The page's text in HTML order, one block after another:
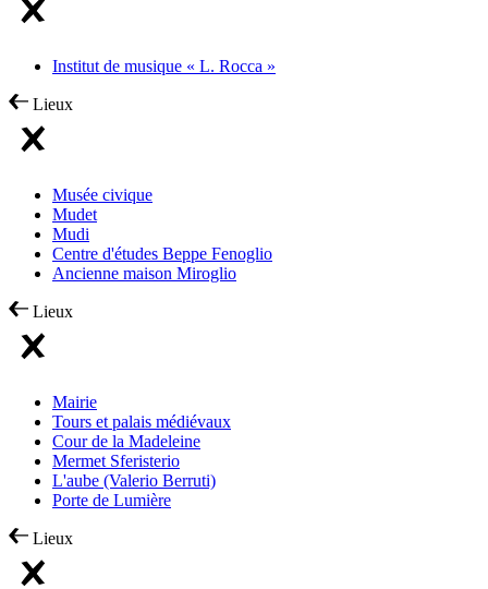
Institut de musique « L. Rocca »
Lieux
Musée civique
Mudet
Mudi
Centre d'études Beppe Fenoglio
Ancienne maison Miroglio
Lieux
Mairie
Tours et palais médiévaux
Cour de la Madeleine
Mermet Sferisterio
L'aube (Valerio Berruti)
Porte de Lumière
Lieux